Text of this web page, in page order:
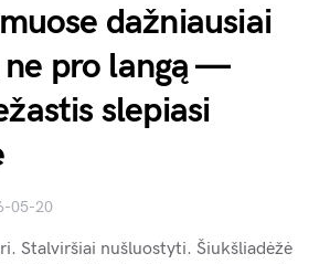
dažniausiai
pro langą —
slepiasi
05-20
Stalviršiai nušluostyti. Šiukšliadėžė